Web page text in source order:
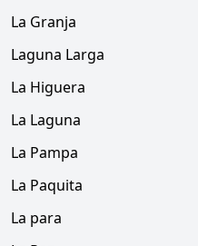
La Granja
Laguna Larga
La Higuera
La Laguna
La Pampa
La Paquita
La para